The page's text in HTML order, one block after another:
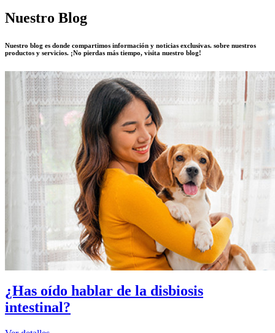
Nuestro Blog
Nuestro blog es donde compartimos información y noticias exclusivas. sobre nuestros
productos y servicios. ¡No pierdas más tiempo, visita nuestro blog!
¿Has oído hablar de la disbiosis
intestinal?